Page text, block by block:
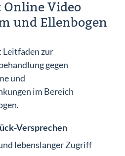
Video
und Ellenbogen
zur
gegen
und
im Bereich
Versprechen
lebenslanger Zugriff